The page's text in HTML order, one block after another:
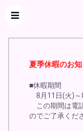
夏季休暇のお
■休暇期間
8月11日(火)～
この期間は電
のでご了承くだ